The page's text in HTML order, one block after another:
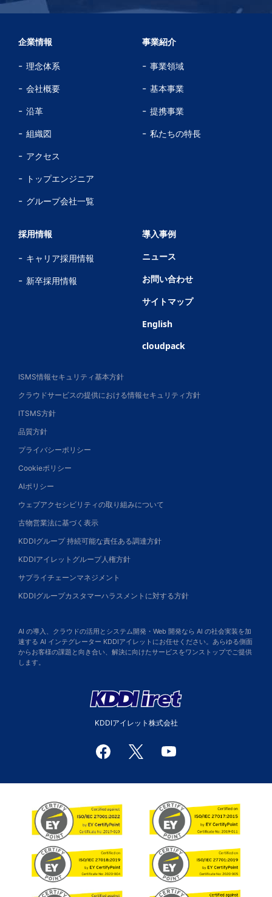
企業情報
理念体系
会社概要
沿革
組織図
アクセス
トップエンジニア
グループ会社一覧
事業紹介
事業領域
基本事業
提携事業
私たちの特長
採用情報
キャリア採用情報
新卒採用情報
導入事例
ニュース
お問い合わせ
サイトマップ
English
cloudpack
ISMS情報セキュリティ基本方針
クラウドサービスの提供における情報セキュリティ方針
ITSMS方針
品質方針
プライバシーポリシー
Cookieポリシー
AIポリシー
ウェブアクセシビリティの取り組みについて
古物営業法に基づく表示
KDDIグループ 持続可能な責任ある調達方針
KDDIアイレットグループ人権方針
サプライチェーンマネジメント
KDDIグループカスタマーハラスメントに対する方針
AI の導入、クラウドの活用とシステム開発・Web 開発なら AI の社会実装を加
速する AI インテグレーター KDDIアイレットにお任せください。あらゆる側面
からお客様の課題と向き合い、解決に向けたサービスをワンストップでご提供
します。
KDDIアイレット株式会社